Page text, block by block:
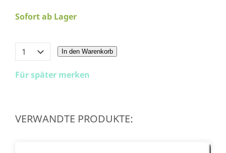
Sofort ab Lager
In den Warenkorb
Für später merken
VERWANDTE PRODUKTE: